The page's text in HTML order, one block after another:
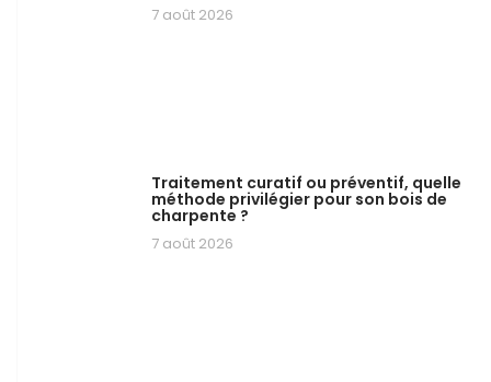
7 août 2026
Traitement curatif ou préventif, quelle
méthode privilégier pour son bois de
charpente ?
7 août 2026